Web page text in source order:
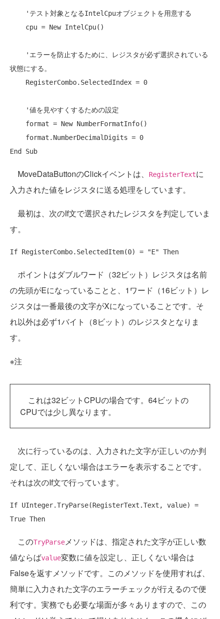
'テスト対象となるIntelCpuオブジェクトを用意する
    cpu =
New IntelCpu()
'エラーを防止するために、レジスタが必ず選択されている
状態にする。
'値を見やすくするための設定
    format =
New NumberFormatInfo()
End
Sub
MoveDataButtonのClickイベントは、 RegisterTextに
入力された値をレジスタに送る処理をしています。
最初は、次のIf文で選択されたレジスタを判定していま
す。
If RegisterCombo.SelectedItem(0) = "E" Then
ポイントはダブルワード（32ビット）レジスタは名前
の先頭がEになっていることと、1ワード（16ビット）レ
ジスタは一番最後の文字がXになっていることです。そ
れ以外は必ず1バイト（8ビット）のレジスタとなりま
す。
※注
これは32ビットCPUの場合です。64ビットの
CPUでは少し異なります。
次に行っているのは、入力された文字が正しいのか判
定して、正しくない場合はエラーを表示することです。
それは次のIf文で行っています。
If
True Then
このTryParseメソッドは、指定された文字が正しい数
値ならばvalue変数に値を設定し、正しくない場合は
Falseを返すメソッドです。このメソッドを使用すれば、
簡単に入力された文字のエラーチェックが行えるので便
利です。実務でも必要な場面が多々ありますので、この